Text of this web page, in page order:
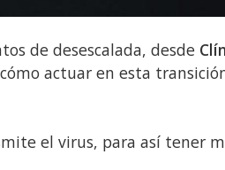
de desescalada, desde
actuar en esta
el virus, para así tener